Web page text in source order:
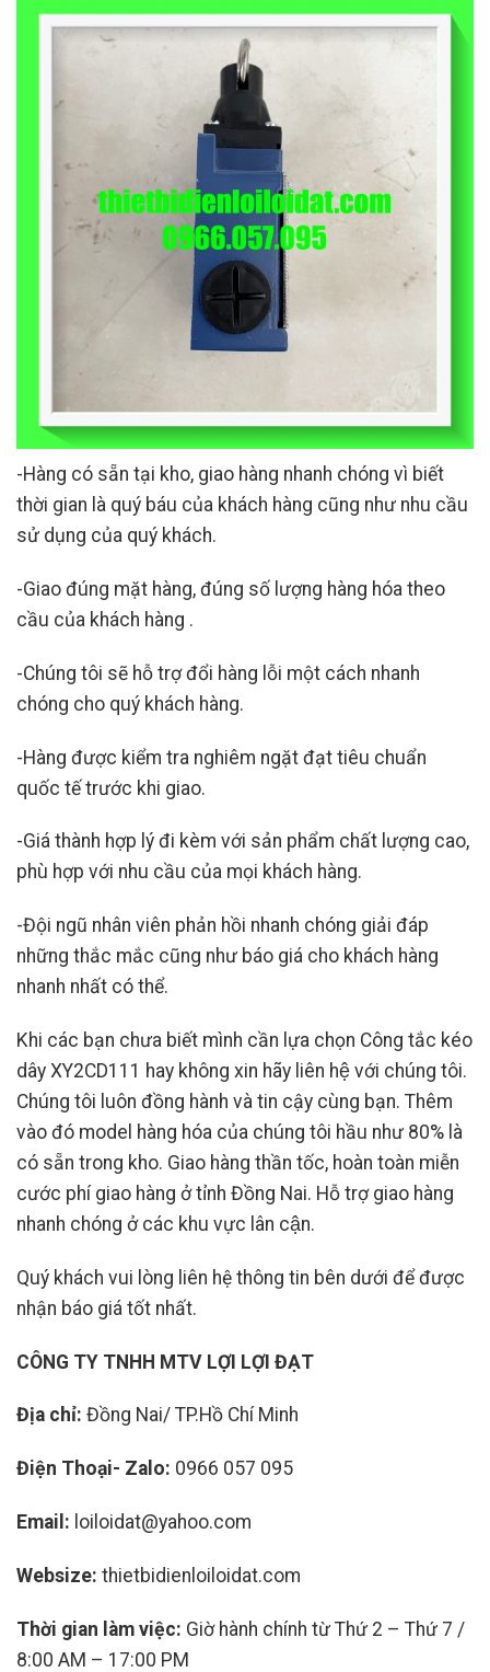
-Hàng có sẵn tại kho, giao hàng nhanh chóng vì biết
thời gian là quý báu của khách hàng cũng như nhu cầu
sử dụng của quý khách.
-Giao đúng mặt hàng, đúng số lượng hàng hóa theo
cầu của khách hàng .
-Chúng tôi sẽ hỗ trợ đổi hàng lỗi một cách nhanh
chóng cho quý khách hàng.
-Hàng được kiểm tra nghiêm ngặt đạt tiêu chuẩn
quốc tế trước khi giao.
-Giá thành hợp lý đi kèm với sản phẩm chất lượng cao,
phù hợp với nhu cầu của mọi khách hàng.
-Đội ngũ nhân viên phản hồi nhanh chóng giải đáp
những thắc mắc cũng như báo giá cho khách hàng
nhanh nhất có thể.
Khi các bạn chưa biết mình cần lựa chọn Công tắc kéo
dây XY2CD111 hay không xin hãy liên hệ với chúng tôi.
Chúng tôi luôn đồng hành và tin cậy cùng bạn. Thêm
vào đó model hàng hóa của chúng tôi hầu như 80% là
có sẵn trong kho. Giao hàng thần tốc, hoàn toàn miễn
cước phí giao hàng ở tỉnh Đồng Nai. Hỗ trợ giao hàng
nhanh chóng ở các khu vực lân cận.
Quý khách vui lòng liên hệ thông tin bên dưới để được
nhận báo giá tốt nhất.
CÔNG TY TNHH MTV LỢI LỢI ĐẠT
Địa chỉ: Đồng Nai/ TP.Hồ Chí Minh
Điện Thoại- Zalo: 0966 057 095
Email: loiloidat@yahoo.com
Websize: thietbidienloiloidat.com
Thời gian làm việc: Giờ hành chính từ Thứ 2 – Thứ 7 /
8:00 AM – 17:00 PM